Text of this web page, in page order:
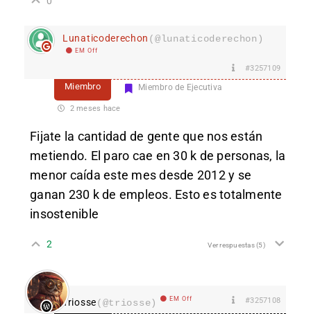
Lunaticoderechon (@lunaticoderechon)
EM Off
#3257109
Miembro Miembro de Ejecutiva
2 meses hace
Fijate la cantidad de gente que nos están
metiendo. El paro cae en 30 k de personas, la
menor caída este mes desde 2012 y se
ganan 230 k de empleos. Esto es totalmente
insostenible
2 Ver respuestas(5)
Triosse(@triosse) EM Off #3257108